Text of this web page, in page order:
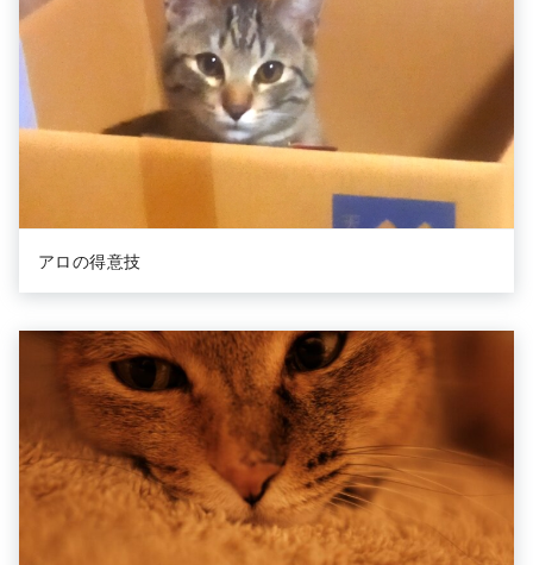
アロの得意技